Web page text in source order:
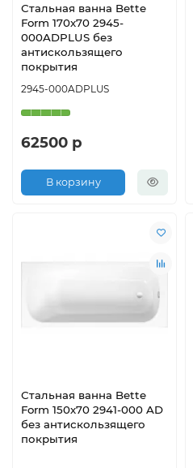
Стальная ванна Bette
Form 170х70 2945-
000ADPLUS без
антискользящего
покрытия
2945-000ADPLUS
62500 р
В корзину
Стальная ванна Bette
Form 150х70 2941-000 AD
без антискользящего
покрытия